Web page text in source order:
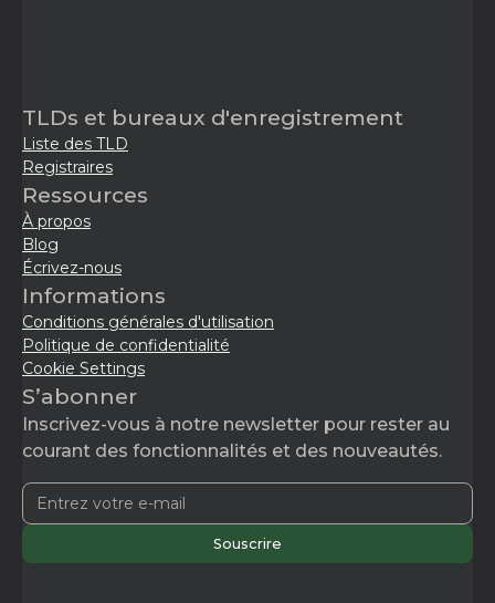
TLDs et bureaux d'enregistrement
Liste des TLD
Registraires
Ressources
À propos
Blog
Écrivez-nous
Informations
Conditions générales d'utilisation
Politique de confidentialité
Cookie Settings
S’abonner
Inscrivez-vous à notre newsletter pour rester au
courant des fonctionnalités et des nouveautés.